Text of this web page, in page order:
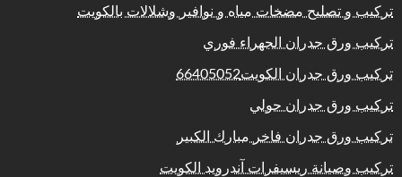
تركيب و تصليح مضخات مياه و نوافير وشلالات بالكويت
تركيب ورق جدران الجهراء فوري
تركيب ورق جدران الكويت66405052
تركيب ورق جدران حولي
تركيب ورق جدران فاخر مبارك الكبير
تركيب وصيانة ريسيفرات آندرويد الكويت